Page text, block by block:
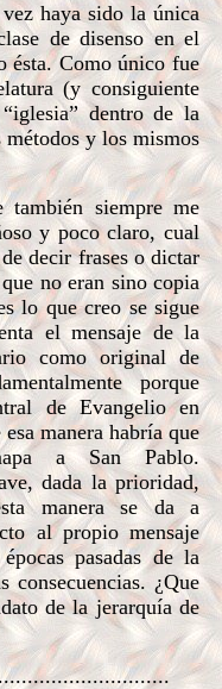
haya sido la única
de disenso en el
ésta. Como único fue
(y consiguiente
dentro de la
y los mismos
siempre me
y poco claro, cual
decir frases o dictar
no eran sino copia
lo que creo se sigue
el mensaje de la
como original de
porque
de Evangelio en
manera habría que
a San Pablo.
dada la prioridad,
manera se da a
al propio mensaje
pasadas de la
consecuencias. ¿Que
de la jerarquía de